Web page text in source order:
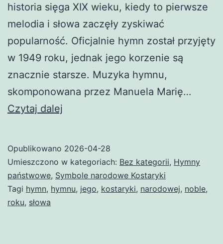
historia sięga XIX wieku, kiedy to pierwsze
melodia i słowa zaczęły zyskiwać
popularność. Oficjalnie hymn został przyjęty
w 1949 roku, jednak jego korzenie są
znacznie starsze. Muzyka hymnu,
skomponowana przez Manuela Marię…
Czytaj dalej
Opublikowano 2026-04-28
Umieszczono w kategoriach: Bez kategorii, Hymny
państwowe, Symbole narodowe Kostaryki
Tagi hymn, hymnu, jego, kostaryki, narodowej, noble,
roku, słowa